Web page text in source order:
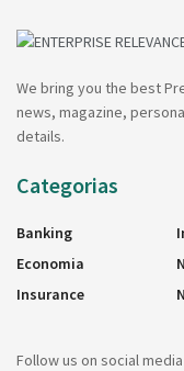
We bring you the best
news, magazine,
details.
Categorias
Banking
Economia
Insurance
Follow us on social media